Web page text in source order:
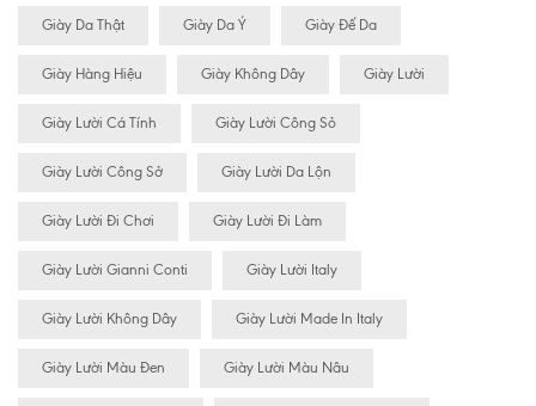
Giày Da Thật Giày Da Ý Giày Đế Da
Giày Hàng Hiệu Giày Không Dây Giày Lười
Giày Lười Cá Tính Giày Lười Công Sỏ
Giày Lười Công Sở Giày Lười Da Lộn
Giày Lười Đi Chơi Giày Lười Đi Làm
Giày Lười Gianni Conti Giày Lười Italy
Giày Lười Không Dây Giày Lười Made In Italy
Giày Lười Màu Đen Giày Lười Màu Nâu